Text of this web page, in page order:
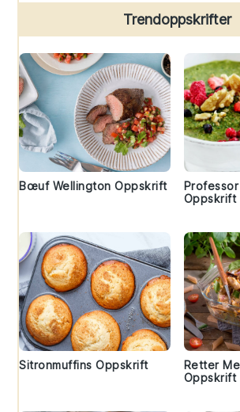
Trendoppskrifter
Bœuf Wellington Oppskrift
Oppskrift
Sitronmuffins Oppskrift
Retter
Oppskrift